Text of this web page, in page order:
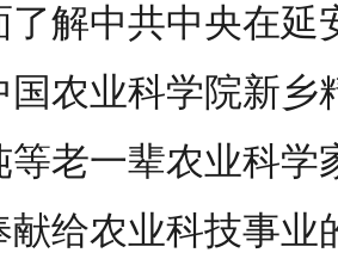
了解中共中央在延
国农业科学院新乡
等老一辈农业科学
献给农业科技事业